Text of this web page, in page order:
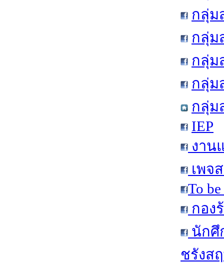
กลุ่ม
กลุ่ม
กลุ่ม
กลุ่ม
กลุ่ม
IEP
งาน
เพจ
To
กอง
นักศึ
ชรังส